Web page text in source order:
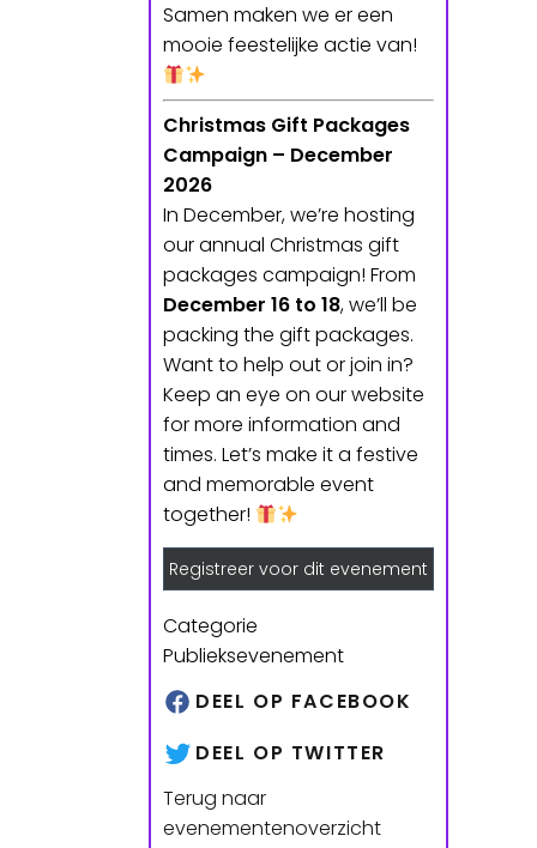
Samen maken we er een
mooie feestelijke actie van!
Christmas Gift Packages
Campaign – December
2026
In December, we’re hosting
our annual Christmas gift
packages campaign! From
December 16 to 18, we’ll be
packing the gift packages.
Want to help out or join in?
Keep an eye on our website
for more information and
times. Let’s make it a festive
and memorable event
together!
Registreer voor dit evenement
Categorie
Publieksevenement
DEEL OP FACEBOOK
DEEL OP TWITTER
Terug naar
evenementenoverzicht